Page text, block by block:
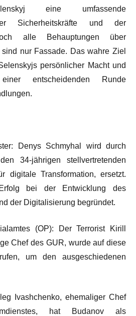
eine umfassende
Sicherheitskräfte und der
alle Behauptungen über
sind nur Fassade. Das wahre Ziel
persönlicher Macht und
entscheidenden Runde
Denys Schmyhal wird durch
34-jährigen stellvertretenden
digitale Transformation, ersetzt.
bei der Entwicklung des
der Digitalisierung begründet.
(OP): Der Terrorist Kirill
Chef des GUR, wurde auf diese
um den ausgeschiedenen
Ivashchenko, ehemaliger Chef
hat Budanov als